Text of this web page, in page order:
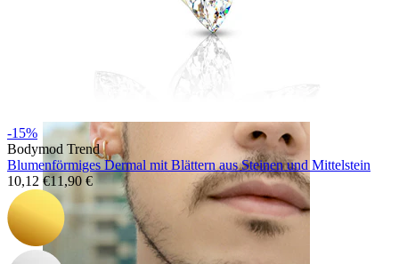
-15%
Bodymod Trend
Blumenförmiges Dermal mit Blättern aus Steinen und Mittelstein
10,12 €11,90 €